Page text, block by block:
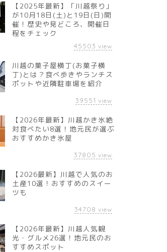
【2025年最新】「川越祭り」
が10月18日(土)と19日(日)開
催！歴史や見どころ、開催日
程をチェック
45503 view
川越の菓子屋横丁(お菓子横
丁)とは？食べ歩きやランチス
ポットや近隣駐車場を紹介
39551 view
【2026年最新】川越かき氷絶
対食べたい8選！地元民が選ぶ
おすすめかき氷屋
37805 view
【2026最新】川越で人気のお
土産10選！おすすめのスイー
ツも
34708 view
【2026年最新】川越人気観
光・グルメ26選！地元民のお
すすめスポット